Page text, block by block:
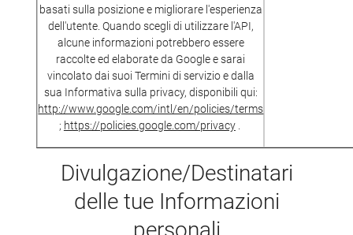
basati sulla posizione e migliorare l'esperienza
dell'utente. Quando scegli di utilizzare l'API,
alcune informazioni potrebbero essere
raccolte ed elaborate da Google e sarai
vincolato dai suoi Termini di servizio e dalla
sua Informativa sulla privacy, disponibili qui:
http://www.google.com/intl/en/policies/terms
; https://policies.google.com/privacy.
Divulgazione/Destinatari
delle tue Informazioni